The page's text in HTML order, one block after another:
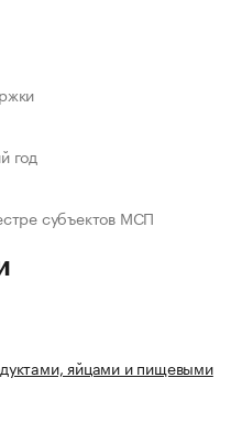
год
субъектов МСП
яйцами и пищевыми